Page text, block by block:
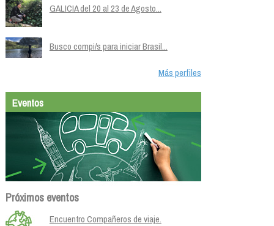
GALICIA del 20 al 23 de Agosto...
Busco compi/s para iniciar Brasil...
Más perfiles
Eventos
Próximos eventos
Encuentro Compañeros de viaje.